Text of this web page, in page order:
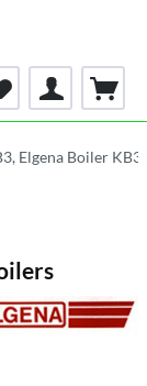
Elgena Boiler